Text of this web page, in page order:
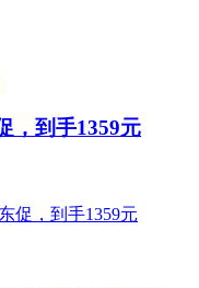
，到手1359元